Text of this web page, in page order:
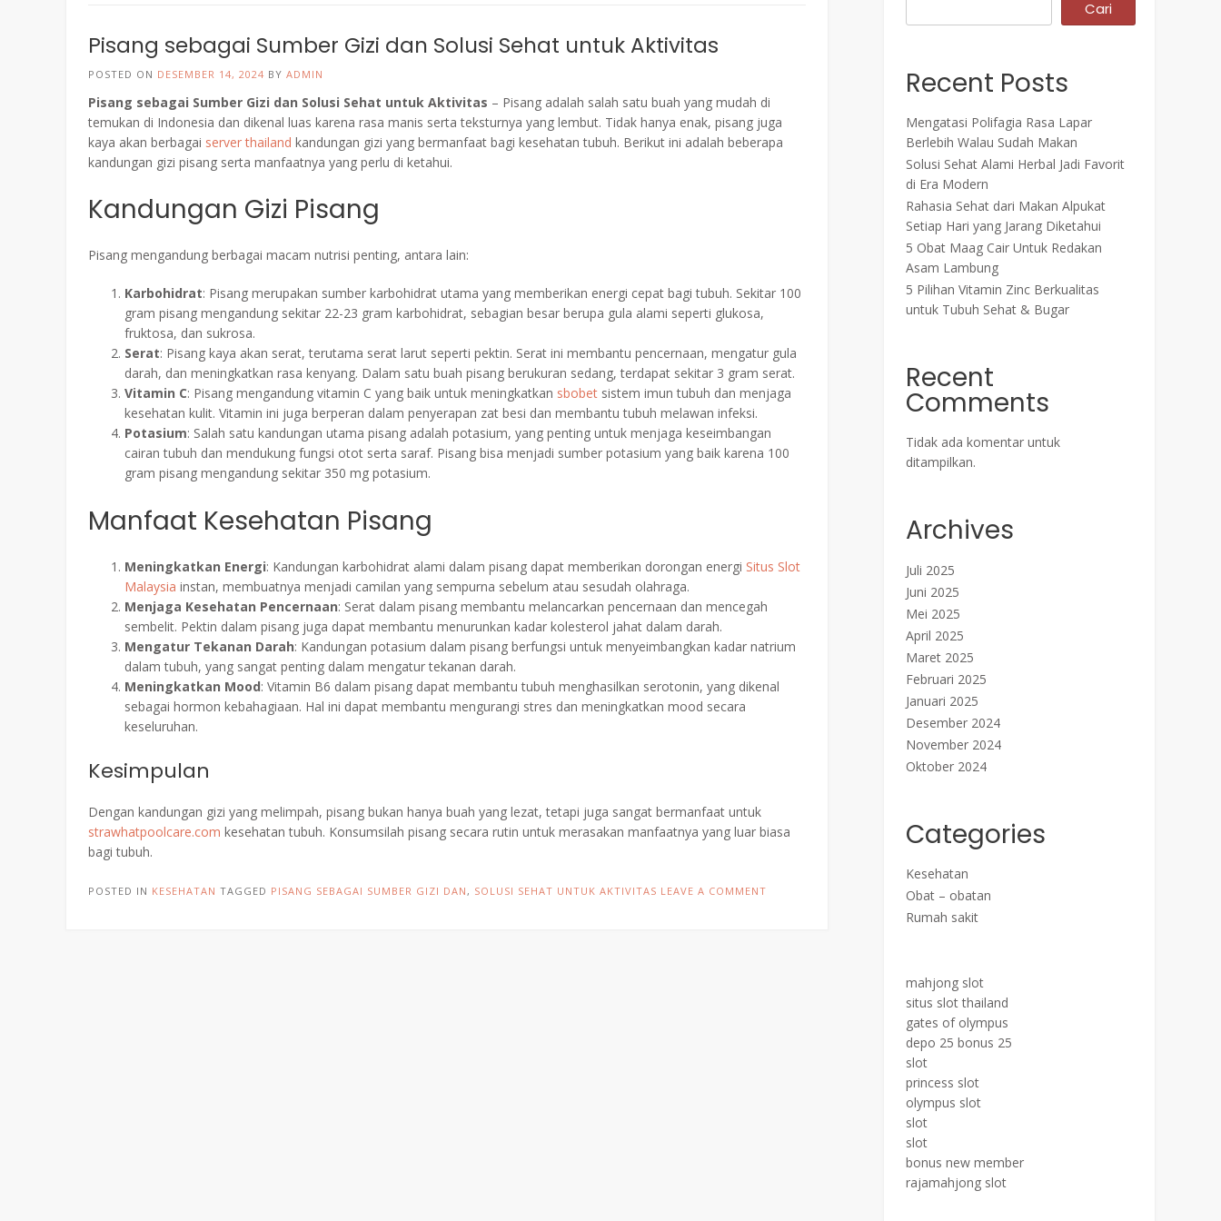
Pisang sebagai Sumber Gizi dan Solusi Sehat untuk Aktivitas
POSTED ON DESEMBER 14, 2024 BY ADMIN
Pisang sebagai Sumber Gizi dan Solusi Sehat untuk Aktivitas – Pisang adalah salah satu buah yang mudah di
temukan di Indonesia dan dikenal luas karena rasa manis serta teksturnya yang lembut. Tidak hanya enak, pisang juga
kaya akan berbagai server thailand kandungan gizi yang bermanfaat bagi kesehatan tubuh. Berikut ini adalah beberapa
kandungan gizi pisang serta manfaatnya yang perlu di ketahui.
Kandungan Gizi Pisang
Pisang mengandung berbagai macam nutrisi penting, antara lain:
Karbohidrat: Pisang merupakan sumber karbohidrat utama yang memberikan energi cepat bagi tubuh. Sekitar 100
gram pisang mengandung sekitar 22-23 gram karbohidrat, sebagian besar berupa gula alami seperti glukosa,
fruktosa, dan sukrosa.
Serat: Pisang kaya akan serat, terutama serat larut seperti pektin. Serat ini membantu pencernaan, mengatur gula
darah, dan meningkatkan rasa kenyang. Dalam satu buah pisang berukuran sedang, terdapat sekitar 3 gram serat.
Vitamin C: Pisang mengandung vitamin C yang baik untuk meningkatkan sbobet sistem imun tubuh dan menjaga
kesehatan kulit. Vitamin ini juga berperan dalam penyerapan zat besi dan membantu tubuh melawan infeksi.
Potasium: Salah satu kandungan utama pisang adalah potasium, yang penting untuk menjaga keseimbangan
cairan tubuh dan mendukung fungsi otot serta saraf. Pisang bisa menjadi sumber potasium yang baik karena 100
gram pisang mengandung sekitar 350 mg potasium.
Manfaat Kesehatan Pisang
Meningkatkan Energi: Kandungan karbohidrat alami dalam pisang dapat memberikan dorongan energi Situs Slot
Malaysia instan, membuatnya menjadi camilan yang sempurna sebelum atau sesudah olahraga.
Menjaga Kesehatan Pencernaan: Serat dalam pisang membantu melancarkan pencernaan dan mencegah
sembelit. Pektin dalam pisang juga dapat membantu menurunkan kadar kolesterol jahat dalam darah.
Mengatur Tekanan Darah: Kandungan potasium dalam pisang berfungsi untuk menyeimbangkan kadar natrium
dalam tubuh, yang sangat penting dalam mengatur tekanan darah.
Meningkatkan Mood: Vitamin B6 dalam pisang dapat membantu tubuh menghasilkan serotonin, yang dikenal
sebagai hormon kebahagiaan. Hal ini dapat membantu mengurangi stres dan meningkatkan mood secara
keseluruhan.
Kesimpulan
Dengan kandungan gizi yang melimpah, pisang bukan hanya buah yang lezat, tetapi juga sangat bermanfaat untuk
strawhatpoolcare.com kesehatan tubuh. Konsumsilah pisang secara rutin untuk merasakan manfaatnya yang luar biasa
bagi tubuh.
POSTED IN KESEHATAN TAGGED PISANG SEBAGAI SUMBER GIZI DAN , SOLUSI SEHAT UNTUK AKTIVITAS LEAVE A COMMENT
Cari
Recent Posts
Mengatasi Polifagia Rasa Lapar
Berlebih Walau Sudah Makan
Solusi Sehat Alami Herbal Jadi Favorit
di Era Modern
Rahasia Sehat dari Makan Alpukat
Setiap Hari yang Jarang Diketahui
5 Obat Maag Cair Untuk Redakan
Asam Lambung
5 Pilihan Vitamin Zinc Berkualitas
untuk Tubuh Sehat & Bugar
Recent
Comments
Tidak ada komentar untuk
ditampilkan.
Archives
Juli 2025
Juni 2025
Mei 2025
April 2025
Maret 2025
Februari 2025
Januari 2025
Desember 2024
November 2024
Oktober 2024
Categories
Kesehatan
Obat – obatan
Rumah sakit
mahjong slot
situs slot thailand
gates of olympus
depo 25 bonus 25
slot
princess slot
olympus slot
slot
slot
bonus new member
rajamahjong slot